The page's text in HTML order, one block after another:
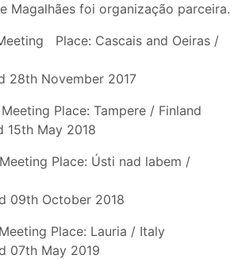
Magalhães foi organização parceira.
Place: Cascais and Oeiras /
28th November 2017
Place: Tampere / Finland
15th May 2018
Place: Ústi nad labem /
09th October 2018
Place: Lauria / Italy
07th May 2019